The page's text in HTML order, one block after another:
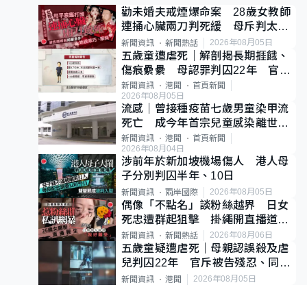
勸未婚夫戒煙爆命案 28歲女教師
連捅心臟兩刀判死緩 母斥判太重
已上訴
新聞資訊 新聞熱話 2026年08月05日
五歲童遭虐死｜解剖揭長期捱餓、
傷痕纍纍 母認罪判囚22年 官斥
冷血：同類案最惡劣
新聞資訊 港聞
首頁新聞
2026年08月05日
流感｜曾接種疫苗七歲男童染甲流
死亡 成今年首宗兒童感染離世個
案
新聞資訊 港聞
首頁新聞
2026年08月04日
涉前年於新加坡機場傷人 港人母
子分別判囚半年、10日
新聞資訊 兩岸國際 2026年08月05日
偶像「不點名」談粉絲越界 日女
死忠遭群起狙擊 掛繩開直播道歉
後輕生
新聞資訊 新聞熱話 2026年08月06日
五歲童疑遭虐死｜母親認誤殺及虐
兒判囚22年 官斥被告殘忍、同類
案最惡劣
新聞資訊 港聞 2026年08月05日